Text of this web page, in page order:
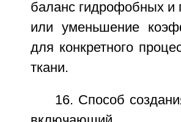
баланс гидрофобных и
или уменьшение
для конкретного
ткани.
16. Способ